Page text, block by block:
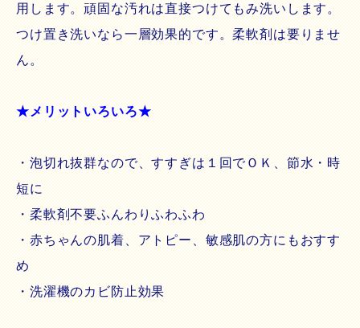
用します。頑固な汚れは直接つけてもみ洗いします。
つけ置き洗いなら一層効果的です。柔軟剤は要りませ
ん。
★メリットいろいろ★
・泡切れ抜群なので、すすぎは１回でＯＫ、節水・時
短に
・柔軟剤不要ふんわりふわふわ
・赤ちゃんの肌着、アトピー、敏感肌の方にもおすす
め
・洗濯機のカビ防止効果